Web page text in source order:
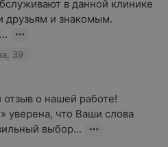
в данной клинике
друзьям и знакомым.
39
о нашей работе!
уверена, что Ваши слова
выбор...